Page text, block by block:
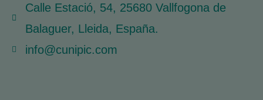
Calle Estació, 54, 25680 Vallfogona de
Balaguer, Lleida, España.
info@cunipic.com